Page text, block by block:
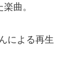
曲。
による再生